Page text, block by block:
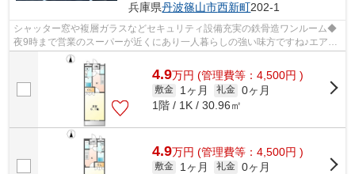
兵庫県丹波篠山市西新町202-1
シャッター窓や複層ガラスなどセキュリティ設備充実の鉄骨造ワンルーム◆
夜9時まで営業のスーパーが近くにあり一人暮らしの強い味方ですね♪エアコ
ン、照明付き！
4.9万円 (管理費等：4,500円 )
敷金 1ヶ月 礼金 0ヶ月
1階 / 1K / 30.96㎡
4.9万円 (管理費等：4,500円 )
敷金 1ヶ月 礼金 0ヶ月